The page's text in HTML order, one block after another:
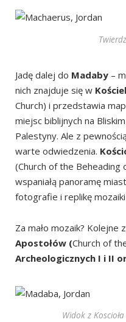
Jadę dalej do Madaby –
nich znajduje się w
Church) i przedstawia
miejsc biblijnych na
Palestyny. Ale z
warte odwiedzenia.
(Church of the
wspaniałą panoramę
fotografie i replikę
Za mało mozaik? Kolejne
Apostołów (Church of
Archeologicznych I i II
Widok z